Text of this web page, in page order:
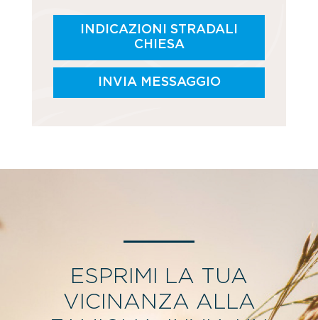
INDICAZIONI STRADALI
CHIESA
INVIA MESSAGGIO
ESPRIMI LA TUA
VICINANZA ALLA